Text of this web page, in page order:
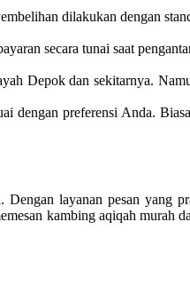
dilakukan dengan
secara tunai saat
Depok dan sekitarnya.
dengan preferensi Anda.
layanan pesan yang
kambing aqiqah murah